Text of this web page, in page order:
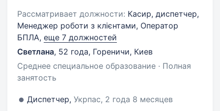
Рассматривает должности: Касир, диспетчер,
Менеджер роботи з клієнтами, Оператор
БПЛА, еще 7 должностей
Светлана, 52 года, Гореничи, Киев
Среднее специальное образование · Полная
занятость
Диспетчер, Укрпас, 2 года 8 месяцев